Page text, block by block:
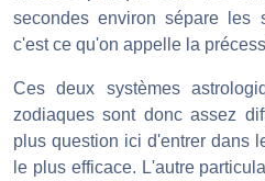
secondes environ sépare les
c'est ce qu'on appelle la
Ces deux systèmes
zodiaques sont donc assez
plus question ici d'entrer dans
le plus efficace. L'autre